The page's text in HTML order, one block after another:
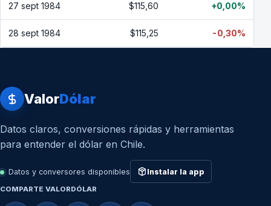
27 sept 1984 $115,60 +0,00%
28 sept 1984 $115,25 -0,30%
ValorDólar
Datos claros, conversiones rápidas y herramientas
para entender el dólar en Chile.
Datos y conversores disponibles Instalar la app
COMPARTE VALORDÓLAR